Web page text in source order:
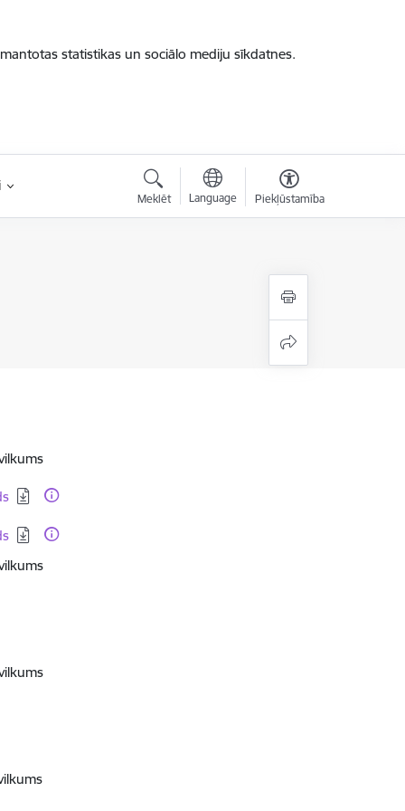
statistikas un sociālo mediju sīkdatnes.
Meklēt Language Piekļūstamība